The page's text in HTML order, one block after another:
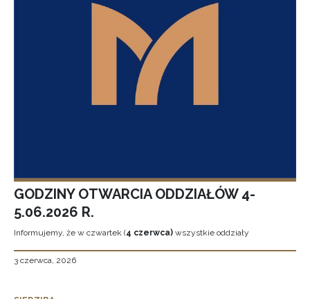
GODZINY OTWARCIA ODDZIAŁÓW 4-
5.06.2026 R.
Informujemy, że w czwartek (4 czerwca) wszystkie oddziały
3 czerwca, 2026